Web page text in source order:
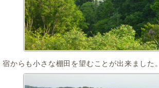
宿からも小さな棚田を望むことが出来ました。